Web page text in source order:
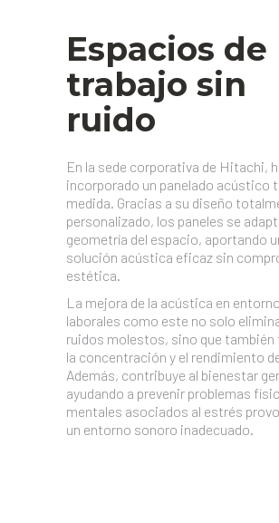
Espacios de
trabajo sin
ruido
En la sede corporativa de Hitachi,
incorporado un panelado acústico
medida. Gracias a su diseño
personalizado, los paneles se
geometría del espacio, aportando
solución acústica eficaz sin
estética.
La mejora de la acústica en
laborales como este no solo
ruidos molestos, sino que también
la concentración y el rendimiento
Además, contribuye al bienestar
ayudando a prevenir problemas
mentales asociados al estrés
un entorno sonoro inadecuado.